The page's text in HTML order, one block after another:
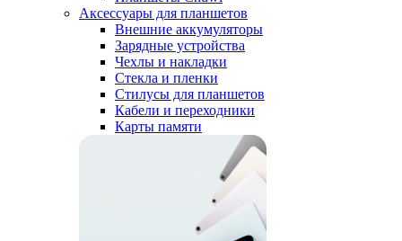
Аксессуары для планшетов
Внешние аккумуляторы
Зарядные устройства
Чехлы и накладки
Стекла и пленки
Стилусы для планшетов
Кабели и переходники
Карты памяти